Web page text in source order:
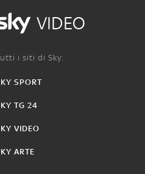
VIDEO
i siti di Sky:
SPORT
TG 24
VIDEO
ARTE